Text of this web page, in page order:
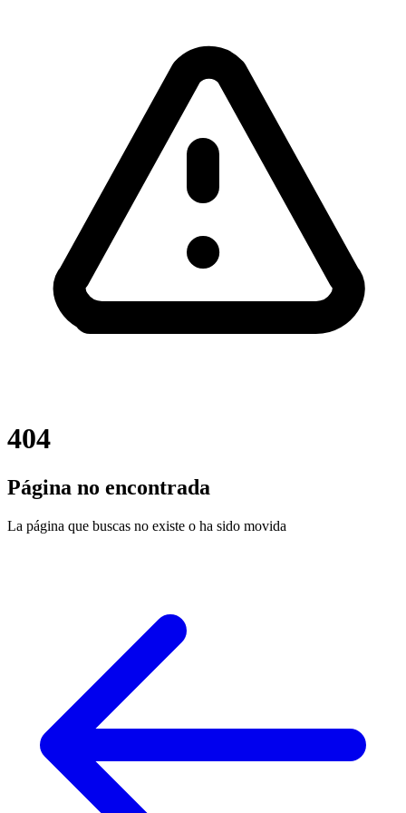
404
Página no encontrada
La página que buscas no existe o ha sido movida